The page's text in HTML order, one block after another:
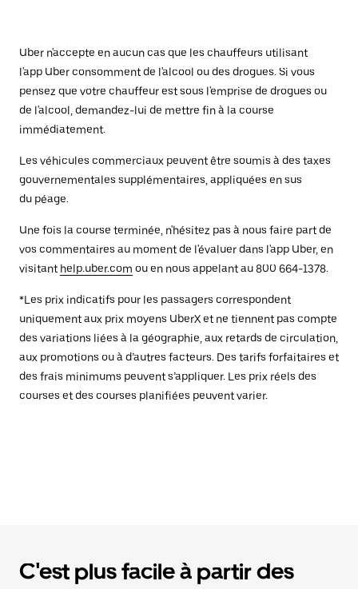
Uber n'accepte en aucun cas que les chauffeurs utilisant
l'app Uber consomment de l'alcool ou des drogues. Si vous
pensez que votre chauffeur est sous l'emprise de drogues ou
de l'alcool, demandez-lui de mettre fin à la course
immédiatement.
Les véhicules commerciaux peuvent être soumis à des taxes
gouvernementales supplémentaires, appliquées en sus
du péage.
Une fois la course terminée, n'hésitez pas à nous faire part de
vos commentaires au moment de l'évaluer dans l'app Uber, en
visitant help.uber.com ou en nous appelant au 800 664-1378.
*Les prix indicatifs pour les passagers correspondent
uniquement aux prix moyens UberX et ne tiennent pas compte
des variations liées à la géographie, aux retards de circulation,
aux promotions ou à d’autres facteurs. Des tarifs forfaitaires et
des frais minimums peuvent s’appliquer. Les prix réels des
courses et des courses planifiées peuvent varier.
C'est plus facile à partir des